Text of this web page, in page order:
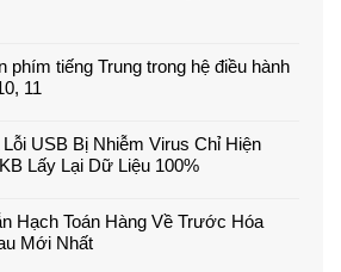
phím tiếng Trung trong hệ điều hành
11
USB Bị Nhiễm Virus Chỉ Hiện
Lấy Lại Dữ Liệu 100%
Hạch Toán Hàng Về Trước Hóa
Mới Nhất